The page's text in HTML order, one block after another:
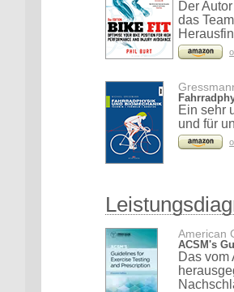
Der
das
Ein sehr
und für
American
ACSM's
Das vom